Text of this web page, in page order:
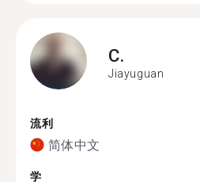
C.
Jiayuguan
流利
简体中文
学